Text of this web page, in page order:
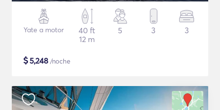
Yate a motor
40 ft
12 m
5 3 3
$5,248 /noche